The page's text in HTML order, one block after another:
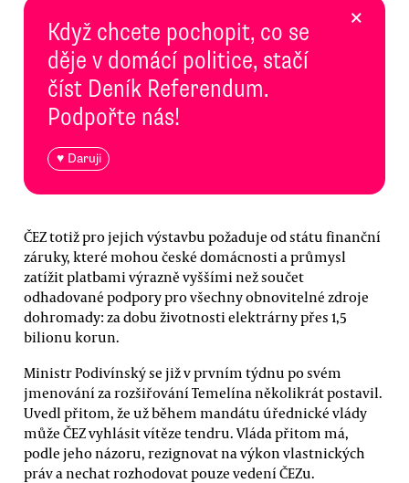
Když chcete pochopit, co se
děje v domácí politice, stačí
číst Deník Referendum.
Podpořte nás!
♥ Daruji
×
ČEZ totiž pro jejich výstavbu požaduje od státu finanční
záruky, které mohou české domácnosti a průmysl
zatížit platbami výrazně vyššími než součet
odhadované podpory pro všechny obnovitelné zdroje
dohromady: za dobu životnosti elektrárny přes 1,5
bilionu korun.
Ministr Podivínský se již v prvním týdnu po svém
jmenování za rozšiřování Temelína několikrát postavil.
Uvedl přitom, že už během mandátu úřednické vlády
může ČEZ vyhlásit vítěze tendru. Vláda přitom má,
podle jeho názoru, rezignovat na výkon vlastnických
práv a nechat rozhodovat pouze vedení ČEZu.